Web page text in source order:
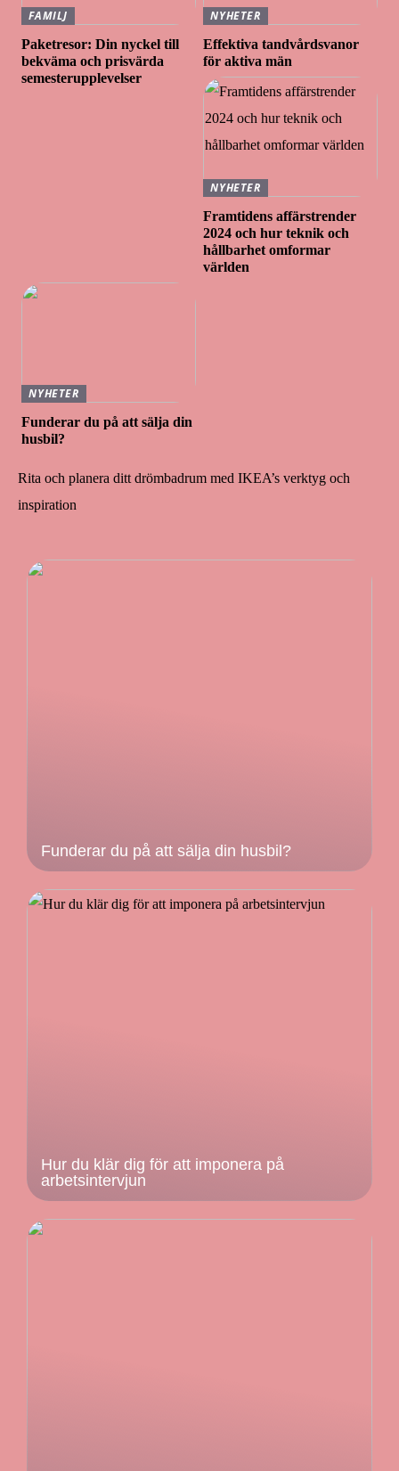
FAMILJ
Paketresor: Din nyckel till
bekväma och prisvärda
semesterupplevelser
NYHETER
Effektiva tandvårdsvanor
för aktiva män
NYHETER
Framtidens affärstrender
2024 och hur teknik och
hållbarhet omformar
världen
NYHETER
Funderar du på att sälja din
husbil?
Rita och planera ditt drömbadrum med IKEA’s verktyg och
inspiration
Funderar du på att sälja din husbil?
Hur du klär dig för att imponera på
arbetsintervjun